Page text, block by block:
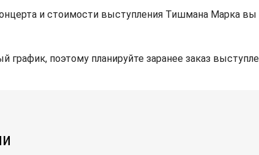
и стоимости выступления Тишмана Марка
поэтому планируйте заранее заказ